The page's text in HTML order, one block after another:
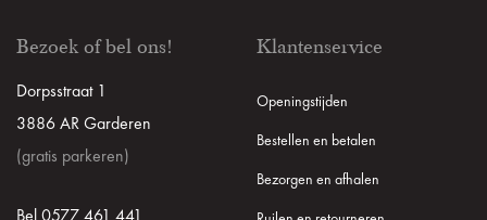
Bezoek of bel ons!
Dorpsstraat 1
3886 AR Garderen
(gratis parkeren)
Klantenservice
Openingstijden
Bestellen en betalen
Bezorgen en afhalen